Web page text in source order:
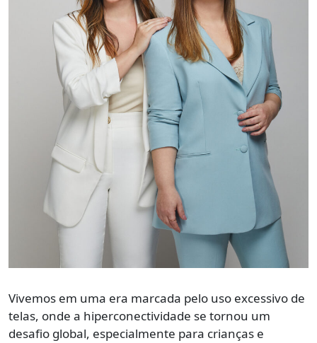
Vivemos em uma era marcada pelo uso excessivo de
telas, onde a hiperconectividade se tornou um
desafio global, especialmente para crianças e